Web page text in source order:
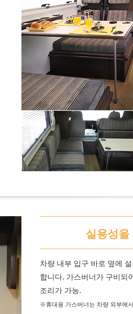
실용성을
차량 내부 입구 바로 옆에
합니다. 가스버너가 구비되
조리가 가능.
※휴대용 가스버너는 차량 외부에